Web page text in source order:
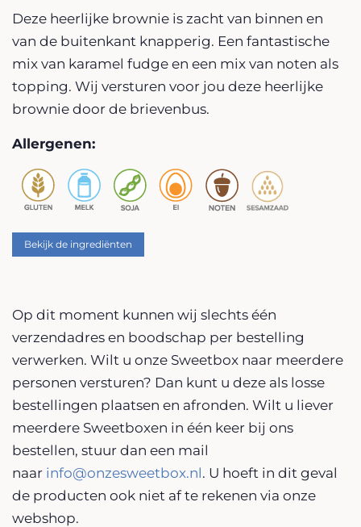
Deze heerlijke brownie is zacht van binnen en
van de buitenkant knapperig. Een fantastische
mix van karamel fudge en een mix van noten als
topping. Wij versturen voor jou deze heerlijke
brownie door de brievenbus.
Allergenen:
Bekijk de ingrediënten
Op dit moment kunnen wij slechts één
verzendadres en boodschap per bestelling
verwerken. Wilt u onze Sweetbox naar meerdere
personen versturen? Dan kunt u deze als losse
bestellingen plaatsen en afronden. Wilt u liever
meerdere Sweetboxen in één keer bij ons
bestellen, stuur dan een mail
naar info@onzesweetbox.nl. U hoeft in dit geval
de producten ook niet af te rekenen via onze
webshop.